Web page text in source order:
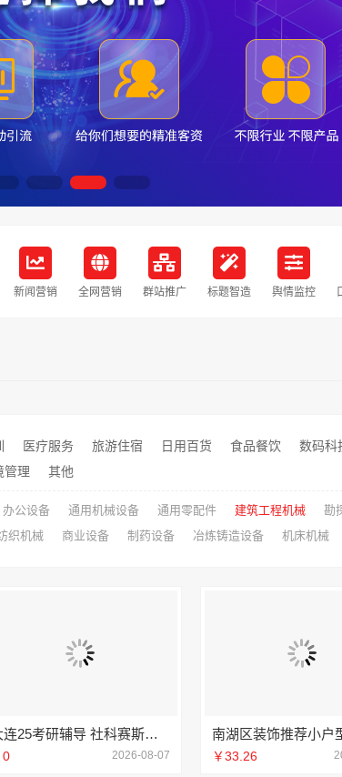
新闻营销 全网营销 群站推广 标题智造 舆情监控
医疗服务 旅游住宿 日用百货 食品餐饮 数码科
管理 其他
办公设备 通用机械设备 通用零配件 建筑工程机械 勘
织机械 商业设备 制药设备 冶炼铸造设备 机床机械
大连25考研辅导 社科赛斯考研服务人才伴您成长
0 2026-08-07 ￥33.26